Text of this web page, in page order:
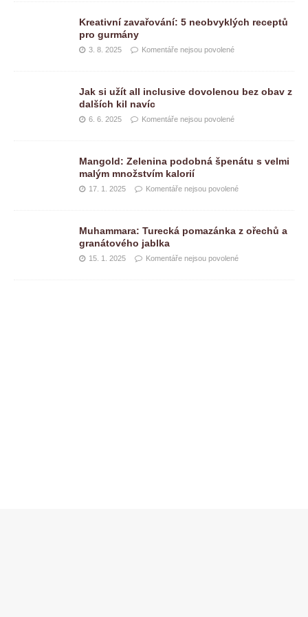
Kreativní zavařování: 5 neobvyklých receptů
pro gurmány
3. 8. 2025 Komentáře nejsou povolené
Jak si užít all inclusive dovolenou bez obav z
dalších kil navíc
6. 6. 2025 Komentáře nejsou povolené
Mangold: Zelenina podobná špenátu s velmi
malým množstvím kalorií
17. 1. 2025 Komentáře nejsou povolené
Muhammara: Turecká pomazánka z ořechů a
granátového jablka
15. 1. 2025 Komentáře nejsou povolené